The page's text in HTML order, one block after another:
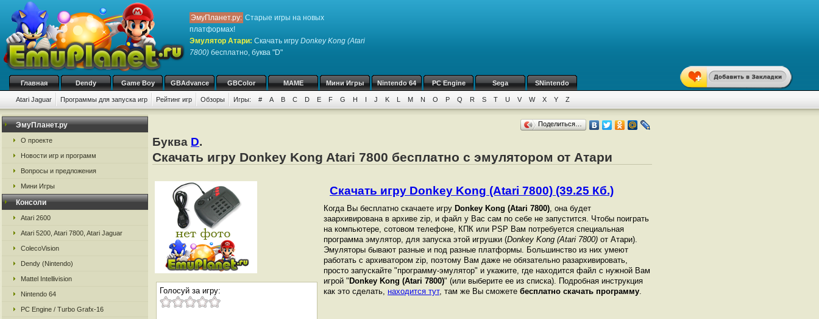
ЭмуПланет.ру: Старые игры на новых
платформах!
Эмулятор Атари: Скачать игру Donkey Kong (Atari
7800) бесплатно, буква "D"
Главная Dendy Game Boy GBAdvance GBColor MAME Мини Игры Nintendo 64 PC Engine Sega SNintendo
Atari Jaguar Программы для запуска игр Рейтинг игр Обзоры Игры: # A B C D E F G H I J K L M N O P Q R S T U V W X Y Z
ЭмуПланет.ру
О проекте
Новости игр и программ
Вопросы и предложения
Мини Игры
Консоли
Atari 2600
Atari 5200, Atari 7800, Atari Jaguar
ColecoVision
Dendy (Nintendo)
Mattel Intellivision
Nintendo 64
PC Engine / Turbo Grafx-16
Поделиться…
Буква D.
Скачать игру Donkey Kong Atari 7800 бесплатно с эмулятором от Атари
Голосуй за игру:
Скачать игру Donkey Kong (Atari 7800) (39.25 Кб.)
Когда Вы бесплатно скачаете игру Donkey Kong (Atari 7800), она будет
заархивирована в архиве zip, и файл у Вас сам по себе не запустится. Чтобы поиграть
на компьютере, сотовом телефоне, КПК или PSP Вам потребуется специальная
программа эмулятор, для запуска этой игрушки (Donkey Kong (Atari 7800) от Атари).
Эмуляторы бывают разные и под разные платформы. Большинство из них умеют
работать с архиватором zip, поэтому Вам даже не обязательно разархивировать,
просто запускайте "программу-эмулятор" и укажите, где находится файл с нужной Вам
игрой " Donkey Kong (Atari 7800)" (или выберите ее из списка). Подробная инструкция
как это сделать, находится тут, там же Вы сможете бесплатно скачать программу.